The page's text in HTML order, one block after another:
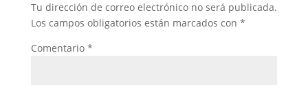
Tu dirección de correo electrónico no será publicada.
Los campos obligatorios están marcados con *
Comentario *